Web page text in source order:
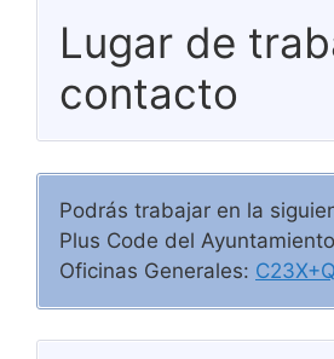
Lugar de
contacto
Podrás trabajar en la
Plus Code del
Oficinas Generales: